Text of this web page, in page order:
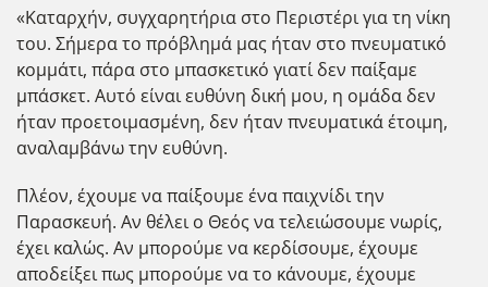
«Καταρχήν, συγχαρητήρια στο Περιστέρι για τη νίκη
του. Σήμερα το πρόβλημά μας ήταν στο πνευματικό
κομμάτι, πάρα στο μπασκετικό γιατί δεν παίξαμε
μπάσκετ. Αυτό είναι ευθύνη δική μου, η ομάδα δεν
ήταν προετοιμασμένη, δεν ήταν πνευματικά έτοιμη,
αναλαμβάνω την ευθύνη.
Πλέον, έχουμε να παίξουμε ένα παιχνίδι την
Παρασκευή. Αν θέλει ο Θεός να τελειώσουμε νωρίς,
έχει καλώς. Αν μπορούμε να κερδίσουμε, έχουμε
αποδείξει πως μπορούμε να το κάνουμε, έχουμε